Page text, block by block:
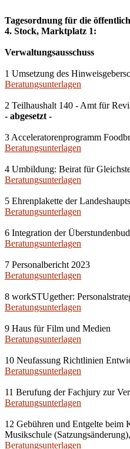
Tagesordnung für die
4. Stock, Marktplatz 1:
Verwaltungsausschuss
1 Umsetzung des
Beratungsunterlagen
2 Teilhaushalt 140 - Amt für
- abgesetzt -
3 Acceleratorenprogramm
Beratungsunterlagen
4 Umbildung: Beirat für
Beratungsunterlagen
5 Ehrenplakette der
Beratungsunterlagen
6 Integration der
Beratungsunterlagen
7 Personalbericht 2023
Beratungsunterlagen
8 workSTUgether:
Beratungsunterlagen
9 Haus für Film und Medien
Beratungsunterlagen
10 Neufassung Richtlinien
Beratungsunterlagen
11 Berufung der Fachjury zur
Beratungsunterlagen
12 Gebühren und Entgelte beim
Musikschule
Beratungsunterlagen